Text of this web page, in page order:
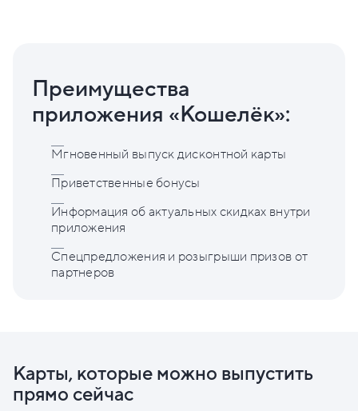
Преимущества
приложения «Кошелёк»:
Мгновенный выпуск дисконтной карты
Приветственные бонусы
Информация об актуальных скидках внутри
приложения
Спецпредложения и розыгрыши призов от
партнеров
Карты, которые можно выпустить
прямо сейчас